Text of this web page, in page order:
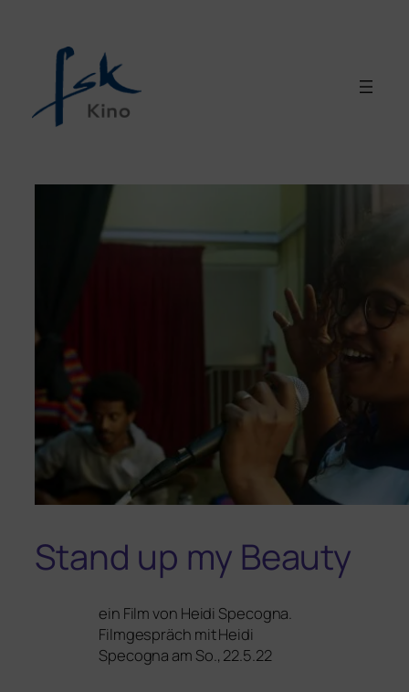
Stand up my Beauty
ein Film von Heidi Specogna.
Filmgespräch mit Heidi
Specogna am So., 22.5.22